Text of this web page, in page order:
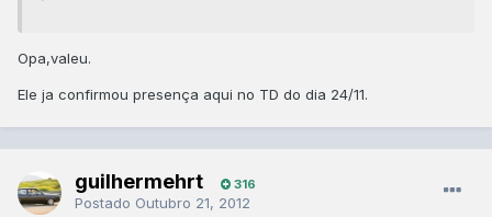
Opa,valeu.
Ele ja confirmou presença aqui no TD do dia 24/11.
guilhermehrt 316
Postado Outubro 21, 2012